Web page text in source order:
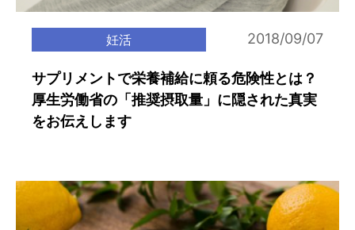
妊活 2018/09/07
サプリメントで栄養補給に頼る危険性とは？
厚生労働省の「推奨摂取量」に隠された真実
をお伝えします